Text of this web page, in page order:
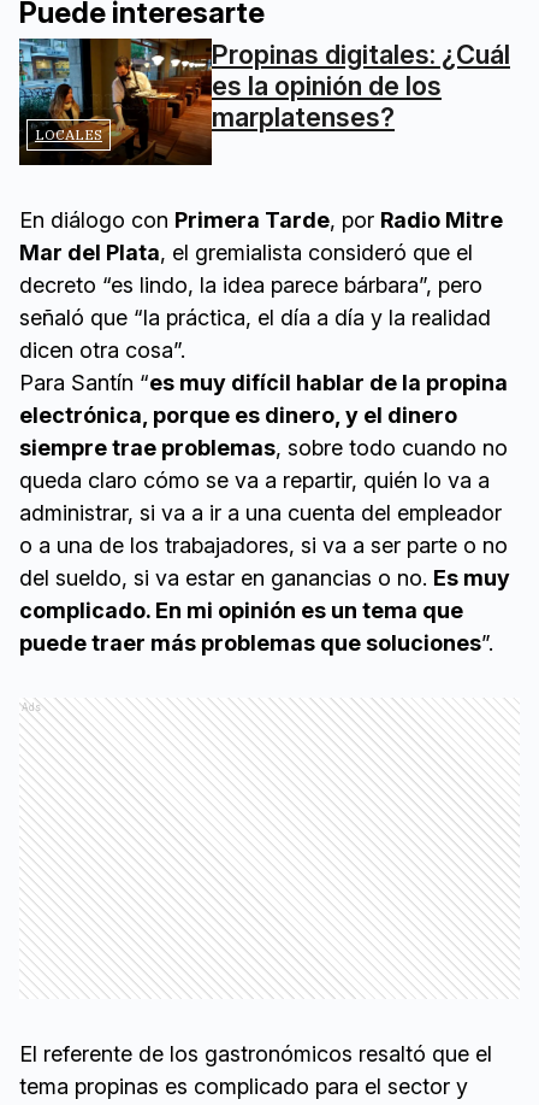
Puede interesarte
LOCALES
Propinas digitales: ¿Cuál
es la opinión de los
marplatenses?
En diálogo con Primera Tarde, por Radio Mitre
Mar del Plata, el gremialista consideró que el
decreto “es lindo, la idea parece bárbara”, pero
señaló que “la práctica, el día a día y la realidad
dicen otra cosa”.
Para Santín “es muy difícil hablar de la propina
electrónica, porque es dinero, y el dinero
siempre trae problemas, sobre todo cuando no
queda claro cómo se va a repartir, quién lo va a
administrar, si va a ir a una cuenta del empleador
o a una de los trabajadores, si va a ser parte o no
del sueldo, si va estar en ganancias o no. Es muy
complicado. En mi opinión es un tema que
puede traer más problemas que soluciones”.
Ads
El referente de los gastronómicos resaltó que el
tema propinas es complicado para el sector y